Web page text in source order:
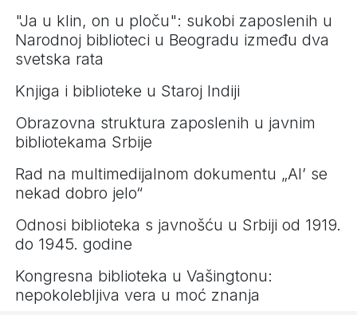
"Ja u klin, on u ploču": sukobi zaposlenih u
Narodnoj biblioteci u Beogradu između dva
svetska rata
Knjiga i biblioteke u Staroj Indiji
Obrazovna struktura zaposlenih u javnim
bibliotekama Srbije
Rad na multimedijalnom dokumentu „Al’ se
nekad dobro jelo“
Odnosi biblioteka s javnošću u Srbiji od 1919.
do 1945. godine
Kongresna biblioteka u Vašingtonu:
nepokolebljiva vera u moć znanja